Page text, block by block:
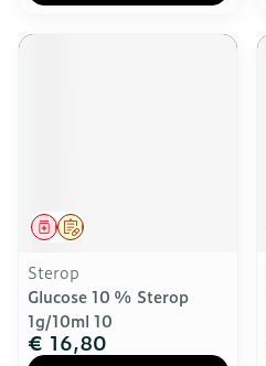
Op voorschrift
Geneesmiddel
Sterop
Glucose 10 % Sterop
1g/10ml 10
€ 16,80